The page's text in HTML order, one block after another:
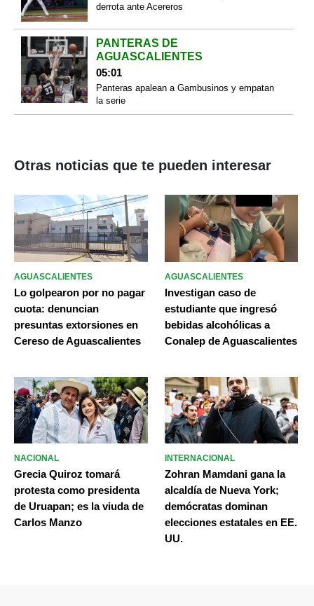
derrota ante Acereros
PANTERAS DE
AGUASCALIENTES
05:01
Panteras apalean a Gambusinos y empatan
la serie
Otras noticias que te pueden interesar
AGUASCALIENTES
Lo golpearon por no pagar
cuota: denuncian
presuntas extorsiones en
Cereso de Aguascalientes
AGUASCALIENTES
Investigan caso de
estudiante que ingresó
bebidas alcohólicas a
Conalep de Aguascalientes
NACIONAL
Grecia Quiroz tomará
protesta como presidenta
de Uruapan; es la viuda de
Carlos Manzo
INTERNACIONAL
Zohran Mamdani gana la
alcaldía de Nueva York;
demócratas dominan
elecciones estatales en EE.
UU.